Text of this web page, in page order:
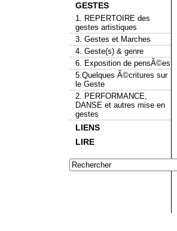
GESTES
1. REPERTOIRE des
gestes artistiques
3. Gestes et Marches
4. Geste(s) & genre
6. Exposition de pensÃ©es
5.Quelques Ã©critures sur
le Geste
2. PERFORMANCE,
DANSE et autres mise en
gestes
LIENS
LIRE